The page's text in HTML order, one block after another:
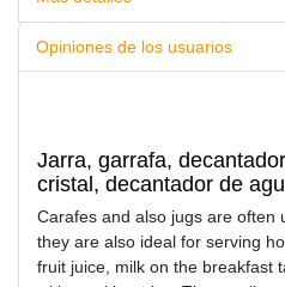
Opiniones de los usuarios
Jarra, garrafa,
cristal, decantador de
Carafes and also jugs are often
they are also ideal for serving
fruit juice, milk on the breakfast